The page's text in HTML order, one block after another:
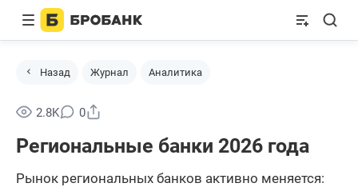
Назад Журнал Аналитика
2.8K 0
Региональные банки 2026 года
Рынок региональных банков активно меняется: